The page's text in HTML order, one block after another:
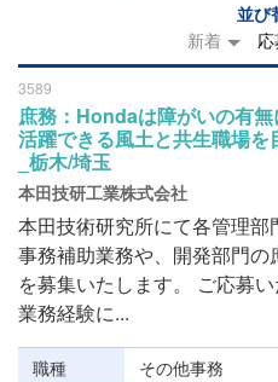
並び
新着
3589
庶務：Hondaは障がいの有
活躍できる風土と共生職場を
_栃木/埼玉
本田技研工業株式会社
本田技術研究所にて各管理部
事務補助業務や、開発部門
を募集いたします。 ご応募
業務経験に...
職種
その他事務